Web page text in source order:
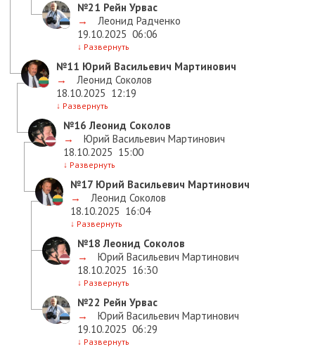
№21 Рейн Урвас
→
Леонид Радченко
19.10.2025 06:06
↓ Развернуть
№11 Юрий Васильевич Мартинович
→
Леонид Соколов
18.10.2025 12:19
↓ Развернуть
№16 Леонид Соколов
→
Юрий Васильевич Мартинович
18.10.2025 15:00
↓ Развернуть
№17 Юрий Васильевич Мартинович
→
Леонид Соколов
18.10.2025 16:04
↓ Развернуть
№18 Леонид Соколов
→
Юрий Васильевич Мартинович
18.10.2025 16:30
↓ Развернуть
№22 Рейн Урвас
→
Юрий Васильевич Мартинович
19.10.2025 06:29
↓ Развернуть